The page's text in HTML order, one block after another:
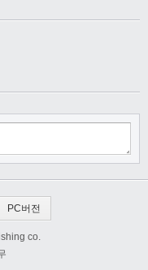
PC버전
co.